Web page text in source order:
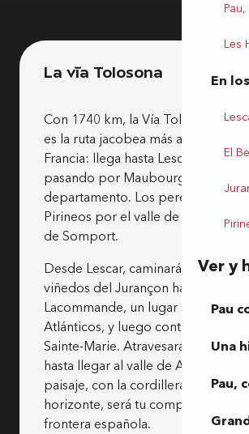
Les
En
El
Ver y
Pau
Una
Pau,
La vía Tolosona
Con 1740 km, la Vía Tolosona (o
es la ruta jacobea más antigua y
Francia: llega hasta Lescar, cerca de
pasando por Maubourguet, al
departamento. Los peregrinos
Pirineos por el valle de Aspe hasta
de Somport.
Desde Lescar, caminarás por el
viñedos del Jurançon hacia la
Lacommande, un lugar singular
Atlánticos, y luego continuarás
Sainte-Marie. Atravesarás las
hasta llegar al valle de Aspe. La
paisaje, con la cordillera de los
horizonte, será tu compañera más
frontera española.